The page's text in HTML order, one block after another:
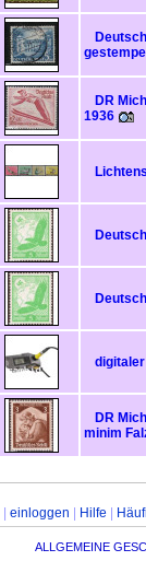
DR
1936
DR
minim
einloggen Hilfe
ALLGEMEINE